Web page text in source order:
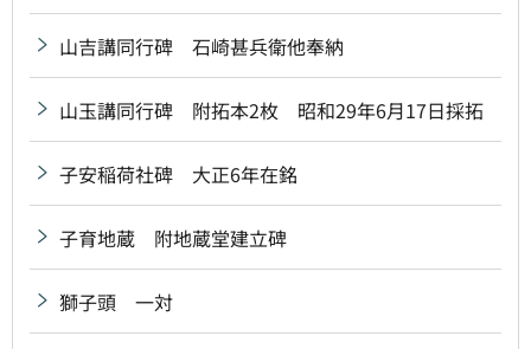
山吉講同行碑 石崎甚兵衛他奉納
山玉講同行碑 附拓本2枚 昭和29年6月17日採拓
子安稲荷社碑 大正6年在銘
子育地蔵 附地蔵堂建立碑
獅子頭 一対